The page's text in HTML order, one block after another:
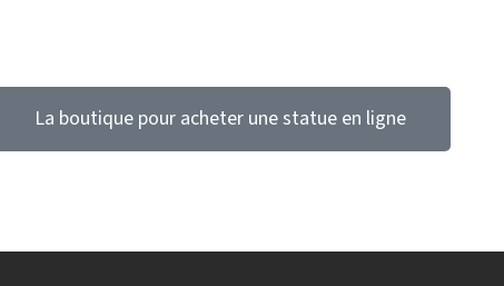
La boutique pour acheter une statue en ligne